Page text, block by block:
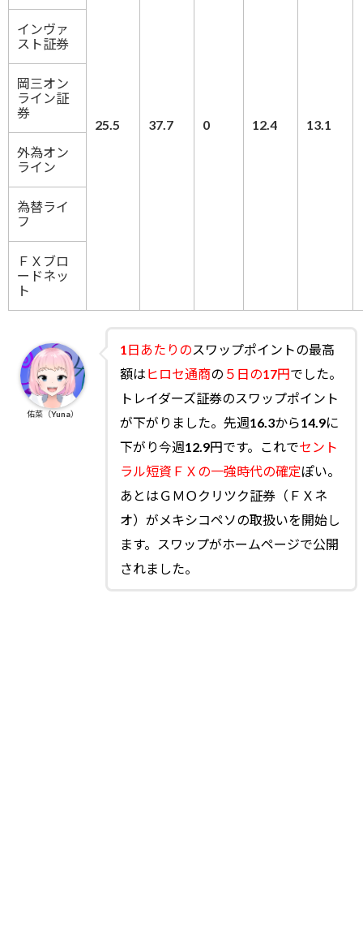
25.5 37.7 0 12.4 13.1
インヴァ
スト証券
岡三オン
ライン証
券
外為オン
ライン
為替ライ
フ
ＦＸブロ
ードネッ
ト
1日あたりの スワップポイントの最高
額は ヒロセ通商の ５日の17円でした。
トレイダーズ証券のスワップポイント
が下がりました。先週16.3から14.9に
下がり今週12.9円です。これでセント
ラル短資ＦＸの一強時代の確定ぽい。
あとはＧＭＯクリツク証券（ＦＸネ
オ）がメキシコペソの取扱いを開始し
ます。スワップがホームページで公開
されました。
佑菜（Yuna）